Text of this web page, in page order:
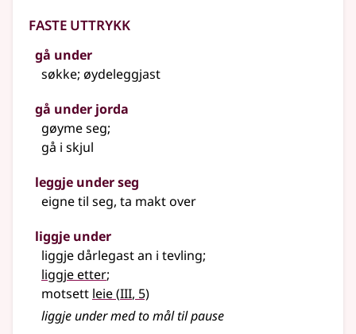
Faste uttrykk
gå under
søkke; øydeleggjast
gå under jorda
gøyme seg;
gå i skjul
leggje under seg
eigne til seg, ta makt over
liggje under
liggje dårlegast an i tevling;
liggje etter;
motsett leie(3
III, 5)
liggje under med to mål til pause